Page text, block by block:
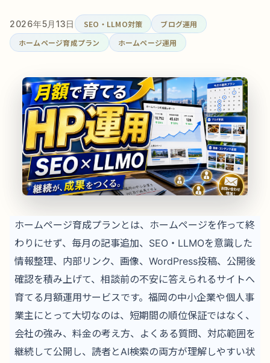
2026年5月13日 SEO・LLMO対策
ブログ運用
ホームページ育成プラン
ホームページ運用
ホームページ育成プランとは、ホームページを作って終
わりにせず、毎月の記事追加、SEO・LLMOを意識した
情報整理、内部リンク、画像、WordPress投稿、公開後
確認を積み上げて、相談前の不安に答えられるサイトへ
育てる月額運用サービスです。福岡の中小企業や個人事
業主にとって大切なのは、短期間の順位保証ではなく、
会社の強み、料金の考え方、よくある質問、対応範囲を
継続して公開し、読者とAI検索の両方が理解しやすい状